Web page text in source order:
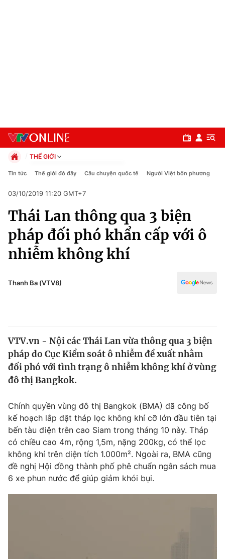
Chuyên mục
Chính trị
Xã hội
Pháp luật
Thế giới
Tin tức
Thế giới đó đây
Câu chuyện quốc tế
Kinh tế
Thị trường
Góc doanh nghiệp
Dữ liệu và đời sống
Truyền hình
Phim VTV
Hậu trường
Nhân vật
Giải trí
Điện ảnh
THẾ GIỚI
Chính trị
Pháp luật
Kinh tế
Thể thao
Truyền hình
Văn hóa - Giải trí
Công nghệ
Tin tức Thế giới đó đây Câu chuyện quốc tế Người Việt bốn phương
03/10/2019 11:20 GMT+7
Thái Lan thông qua 3 biện
pháp đối phó khẩn cấp với ô
nhiễm không khí
Thanh Ba (VTV8)
VTV.vn - Nội các Thái Lan vừa thông qua 3 biện
pháp do Cục Kiểm soát ô nhiễm đề xuất nhằm
đối phó với tình trạng ô nhiễm không khí ở vùng
đô thị Bangkok.
Chính quyền vùng đô thị Bangkok (BMA) đã công bố
kế hoạch lắp đặt tháp lọc không khí cỡ lớn đầu tiên tại
bến tàu điện trên cao Siam trong tháng 10 này. Tháp
có chiều cao 4m, rộng 1,5m, nặng 200kg, có thể lọc
không khí trên diện tích 1.000m². Ngoài ra, BMA cũng
đề nghị Hội đồng thành phố phê chuẩn ngân sách mua
6 xe phun nước để giúp giảm khói bụi.